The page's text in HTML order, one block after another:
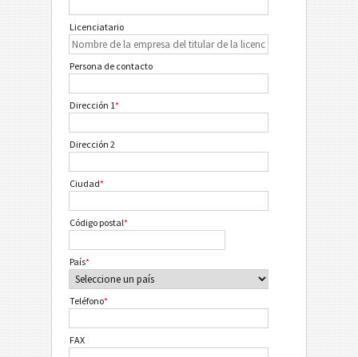
Licenciatario
Persona de contacto
Dirección 1*
Dirección 2
Ciudad*
Código postal*
País*
Teléfono*
FAX